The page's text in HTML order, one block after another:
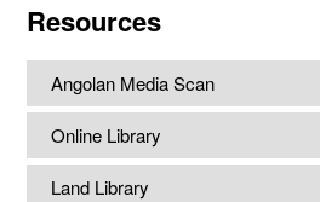
Resources
Angolan Media Scan
Online Library
Land Library